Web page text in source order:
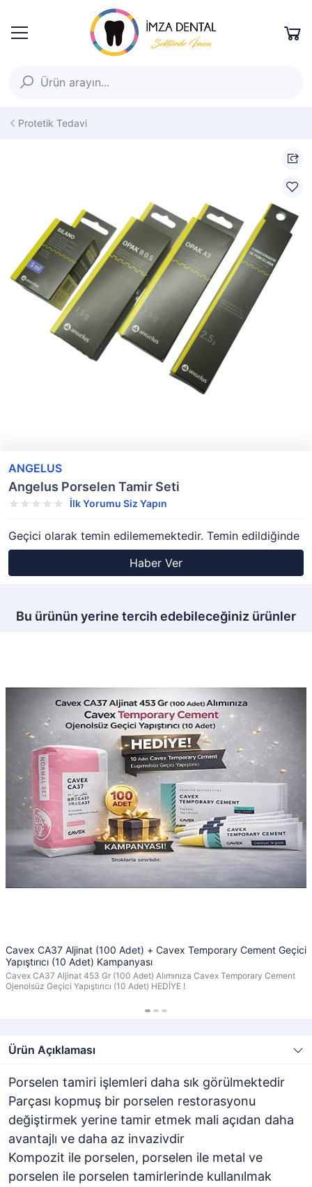
Protetik Tedavi
ANGELUS
Angelus Porselen Tamir Seti
İlk Yorumu Siz Yapın
Geçici olarak temin edilememektedir. Temin edildiğinde
Haber Ver
Bu ürünün yerine tercih edebileceğiniz ürünler
Cavex CA37 Aljinat (100 Adet) + Cavex Temporary Cement Geçici
Yapıştırıcı (10 Adet) Kampanyası
Cavex CA37 Aljinat 453 Gr (100 Adet) Alımınıza Cavex Temporary Cement
Ojenolsüz Geçici Yapıştırıcı (10 Adet) HEDİYE !
Ürün Açıklaması
Porselen tamiri işlemleri daha sık görülmektedir
Parçası kopmuş bir porselen restorasyonu
değiştirmek yerine tamir etmek mali açıdan daha
avantajlı ve daha az invazivdir
Kompozit ile porselen, porselen ile metal ve
porselen ile porselen tamirlerinde kullanılmak